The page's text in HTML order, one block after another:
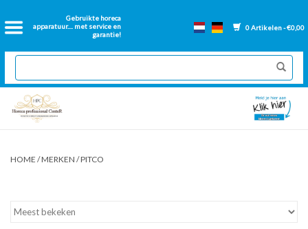
Gebruikte horeca
apparatuur.... met service en
garantie!
0 Artikelen - €0,00
Home
2dehands Horeca
Nieuwe apparatuur
Onderdelen bakwanden
HOME /MERKEN /PITCO